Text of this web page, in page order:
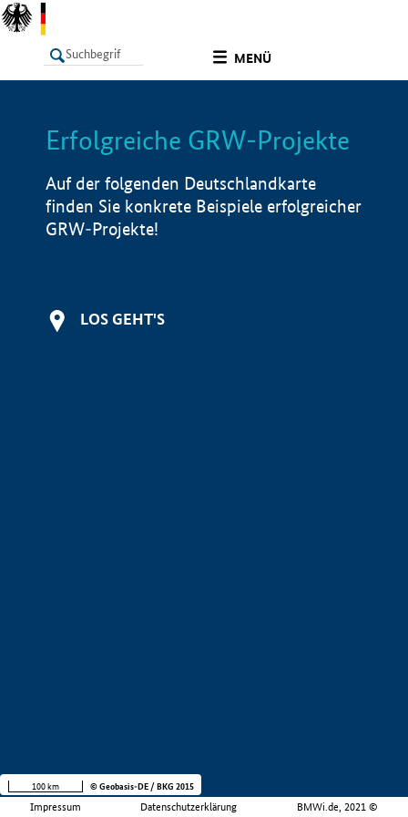
MENÜ
LISTE Info
Erfolgreiche GRW-Projekte
Auf der folgenden Deutschlandkarte
finden Sie konkrete Beispiele erfolgreicher
GRW-Projekte!
LOS GEHT'S
Impressum Datenschutzerklärung BMWi.de, 2021 ©
100 km © Geobasis-DE / BKG 2015